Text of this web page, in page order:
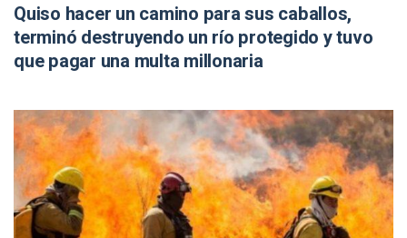
Quiso hacer un camino para sus caballos,
terminó destruyendo un río protegido y tuvo
que pagar una multa millonaria